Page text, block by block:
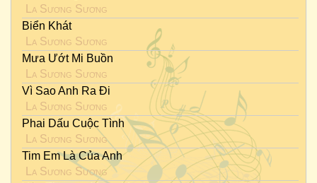
La Sương Sương
Biển Khát
La Sương Sương
Mưa Ướt Mi Buồn
La Sương Sương
Vì Sao Anh Ra Đi
La Sương Sương
Phai Dấu Cuộc Tình
La Sương Sương
Tim Em Là Của Anh
La Sương Sương